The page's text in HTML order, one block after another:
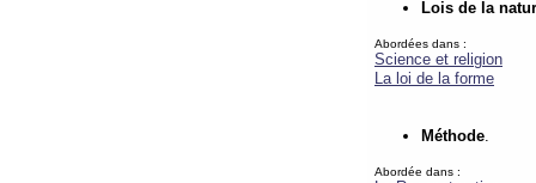
Lois de la
Abordées dans :
Science et religion
La loi de la forme
Méthode.
Abordée dans :